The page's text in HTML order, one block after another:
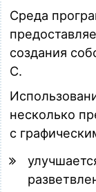
Среда
создания
С.
несколько
с